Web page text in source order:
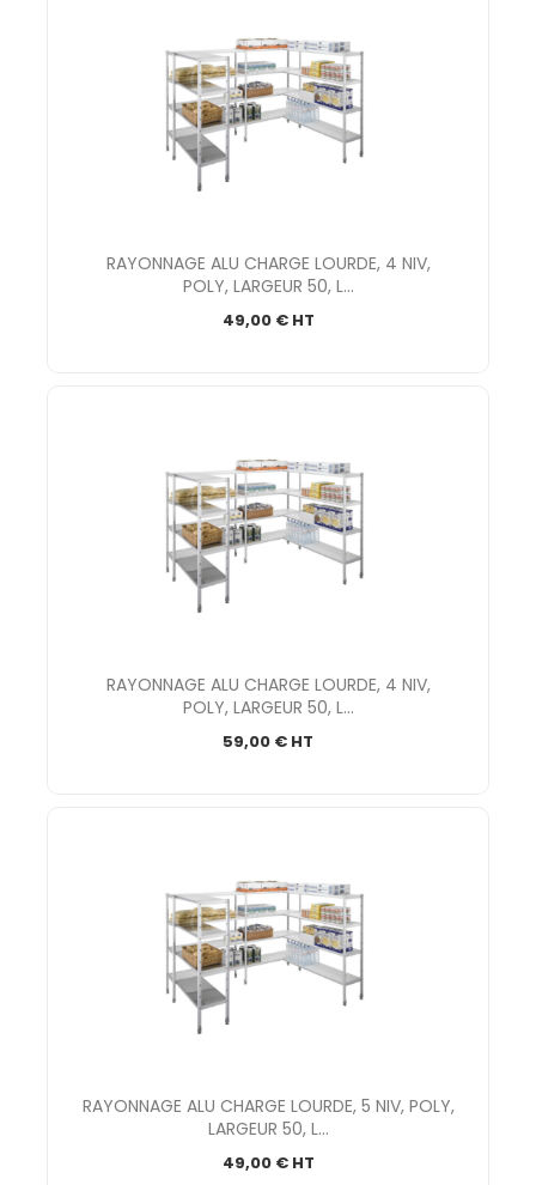
RAYONNAGE ALU CHARGE LOURDE, 4 NIV,
POLY, LARGEUR 50, L...
49,00 € HT
RAYONNAGE ALU CHARGE LOURDE, 4 NIV,
POLY, LARGEUR 50, L...
59,00 € HT
RAYONNAGE ALU CHARGE LOURDE, 5 NIV, POLY,
LARGEUR 50, L...
49,00 € HT